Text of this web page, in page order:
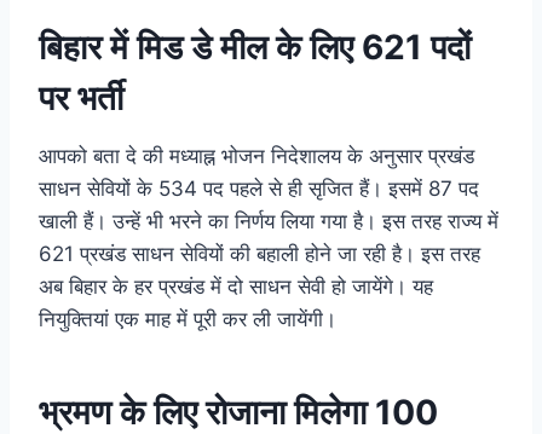
बिहार में मिड डे मील के लिए 621 पदों
पर भर्ती
आपको बता दे की मध्याह्न भोजन निदेशालय के अनुसार प्रखंड
साधन सेवियों के 534 पद पहले से ही सृजित हैं। इसमें 87 पद
खाली हैं। उन्हें भी भरने का निर्णय लिया गया है। इस तरह राज्य में
621 प्रखंड साधन सेवियों की बहाली होने जा रही है। इस तरह
अब बिहार के हर प्रखंड में दो साधन सेवी हो जायेंगे। यह
नियुक्तियां एक माह में पूरी कर ली जायेंगी।
भ्रमण के लिए रोजाना मिलेगा 100